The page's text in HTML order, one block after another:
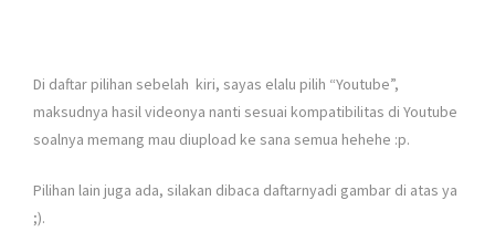
Di daftar pilihan sebelah kiri, sayas elalu pilih “Youtube”,
maksudnya hasil videonya nanti sesuai kompatibilitas di Youtube
soalnya memang mau diupload ke sana semua hehehe :p.
Pilihan lain juga ada, silakan dibaca daftarnyadi gambar di atas ya
;).